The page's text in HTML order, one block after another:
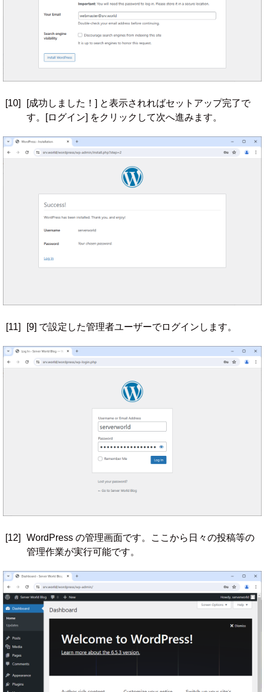
[10]
[成功しました！] と表示されればセットアップ完了で
す。[ログイン] をクリックして次へ進みます。
[11] [9] で設定した管理者ユーザーでログインします。
[12]
WordPress の管理画面です。ここから日々の投稿等の
管理作業が実行可能です。